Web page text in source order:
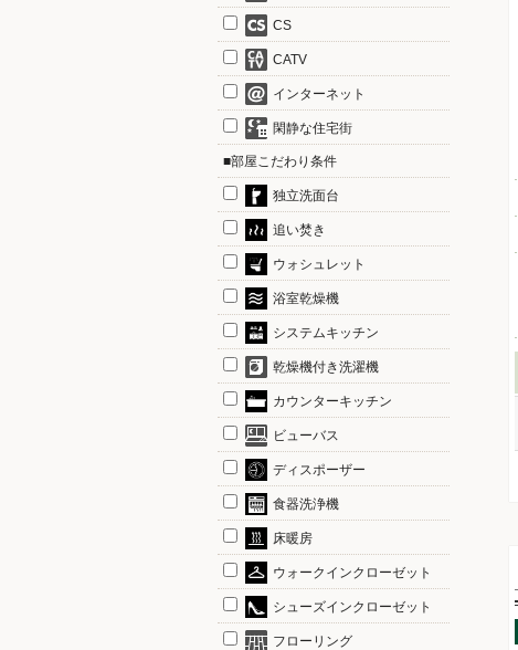
CS
CATV
インターネット
閑静な住宅街
■部屋こだわり条件
独立洗面台
追い焚き
ウォシュレット
浴室乾燥機
システムキッチン
乾燥機付き洗濯機
カウンターキッチン
ビューバス
ディスポーザー
食器洗浄機
床暖房
ウォークインクローゼット
シューズインクローゼット
フローリング